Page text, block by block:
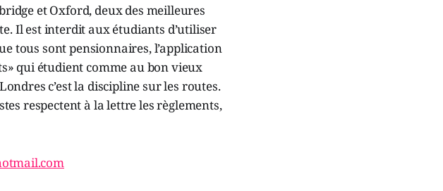
et Oxford, deux des meilleures
Il est interdit aux étudiants d’utiliser
tous sont pensionnaires, l’application
qui étudient comme au bon vieux
c’est la discipline sur les routes.
respectent à la lettre les règlements,